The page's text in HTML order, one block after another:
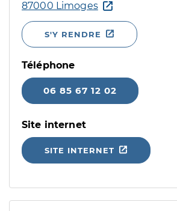
87000 Limoges
S'Y RENDRE
Téléphone
06 85 67 12 02
Site internet
SITE INTERNET